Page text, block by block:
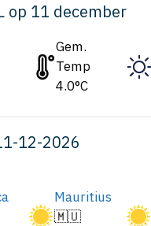
op 11 december
Gem.
Temp
4.0°C
12-2026
Mauritius
🇲🇺